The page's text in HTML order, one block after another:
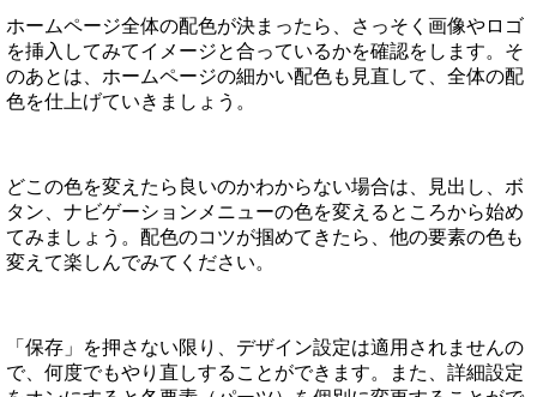
ホームページ全体の配色が決まったら、さっそく画像やロゴ
を挿入してみてイメージと合っているかを確認をします。そ
のあとは、ホームページの細かい配色も見直して、全体の配
色を仕上げていきましょう。
どこの色を変えたら良いのかわからない場合は、見出し、ボ
タン、ナビゲーションメニューの色を変えるところから始め
てみましょう。配色のコツが掴めてきたら、他の要素の色も
変えて楽しんでみてください。
「保存」を押さない限り、デザイン設定は適用されませんの
で、何度でもやり直しすることができます。また、詳細設定